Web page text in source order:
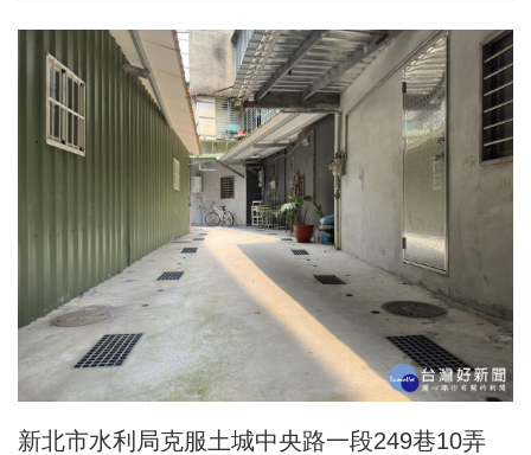
新北市水利局克服土城中央路一段249巷10弄